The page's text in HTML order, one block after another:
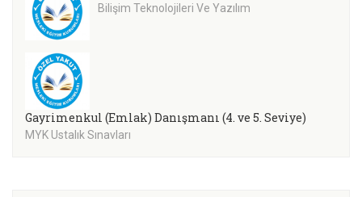
Bilişim Teknolojileri Ve Yazılım
Gayrimenkul (Emlak) Danışmanı (4. ve 5. Seviye)
MYK Ustalık Sınavları